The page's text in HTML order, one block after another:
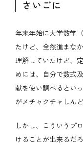
さいごに
年末年始に大学数学
たけど、全然進まな
理解していたけど、
めには、自分で数式
献を使い調べるとい
がメチャクチャしんど
しかし、こういうプ
けることが出来るだ